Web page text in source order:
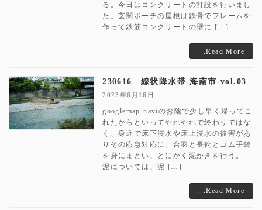
る。今日はコンクリートの打設を行いまし
た。玄関ポーチの屋根は鉄骨でフレームを
作って鉄筋コンクリートの壁に […]
...Read More
230616 線状降水帯-海南市-vol.03
2023年6月16日
googlemap-naviのお陰で少し早く帰ってこ
れたからといってやれやれで終わりではな
く、身近で床下浸水や床上浸水の被害があ
りその応急対応に。合羽と長靴とゴム手袋
を身にまとい、とにかく泥かきを行う。
泥については、泥 […]
...Read More